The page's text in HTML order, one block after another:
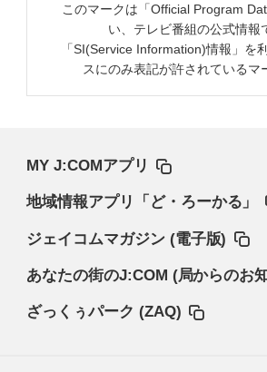
このマークは「Official Program
い、テレビ番組の公式情報
「SI(Service Information)情報」を
スにのみ表記が許されているマ
MY J:COMアプリ
地域情報アプリ「ど・ろーかる」
ジェイコムマガジン (電子版)
あなたの街のJ:COM (局からのお
ざっくぅパーク (ZAQ)